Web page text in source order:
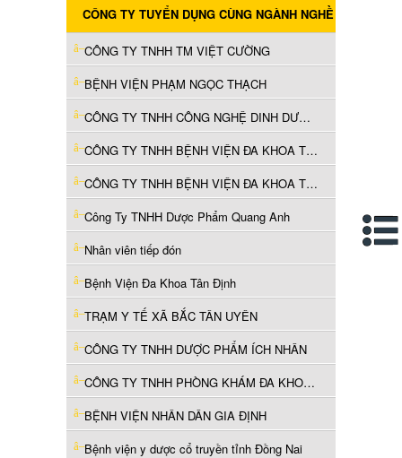
CÔNG TY TUYỂN DỤNG CÙNG NGÀNH NGHỀ
CÔNG TY TNHH TM VIỆT CƯỜNG
BỆNH VIỆN PHẠM NGỌC THẠCH
CÔNG TY TNHH CÔNG NGHỆ DINH DƯỠNG WINCO
CÔNG TY TNHH BỆNH VIỆN ĐA KHOA TƯỜNG TÂM SÀI GÒN
CÔNG TY TNHH BỆNH VIỆN ĐA KHOA TƯỜNG TÂM SÀI GÒN
Công Ty TNHH Dược Phẩm Quang Anh
Nhân viên tiếp đón
Bệnh Viện Đa Khoa Tân Định
TRẠM Y TẾ XÃ BẮC TÂN UYÊN
CÔNG TY TNHH DƯỢC PHẨM ÍCH NHÂN
CÔNG TY TNHH PHÒNG KHÁM ĐA KHOA NHƠN TÂM
BỆNH VIỆN NHÂN DÂN GIA ĐỊNH
Bệnh viện y dược cổ truyền tỉnh Đồng Nai